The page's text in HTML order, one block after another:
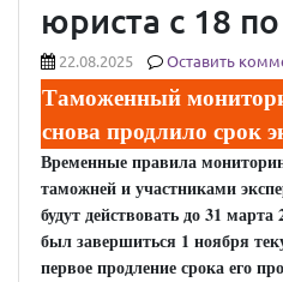
юриста с 18 по
22.08.2025 Оставить
Таможенный
снова продлило срок
Временные правила
таможней и участниками
будут действовать до 31
был завершиться 1 ноября
первое продление срока его